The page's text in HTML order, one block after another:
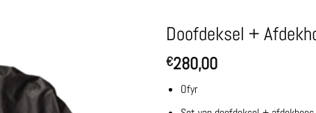
Doofdeksel +
€280,00
Ofyr